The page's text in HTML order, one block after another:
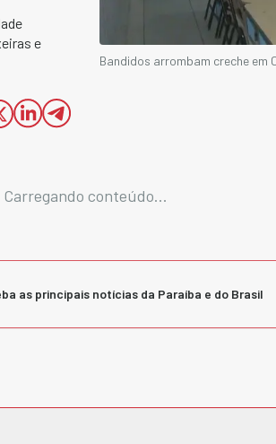
e
Bandidos arrombam creche em
Carregando conteúdo...
as principais notícias da Paraíba e do Brasil